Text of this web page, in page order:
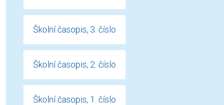
Školní časopis, 3. číslo
Školní časopis, 2. číslo
Školní časopis, 1. číslo